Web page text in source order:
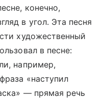
конечно,
в угол. Эта песня
художественный
в песне:
например,
«наступил
— прямая речь